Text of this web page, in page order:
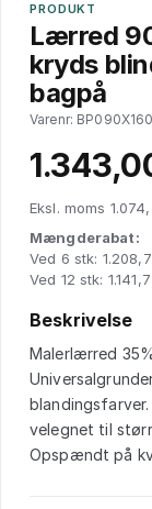
PRODUKT
Lærred
kryds
bagpå
Varenr:
Eksl. moms
Mængderabat:
Ved 6 stk:
Ved 12 stk:
Beskrivelse
Malerlærred
velegnet til
Opspændt på